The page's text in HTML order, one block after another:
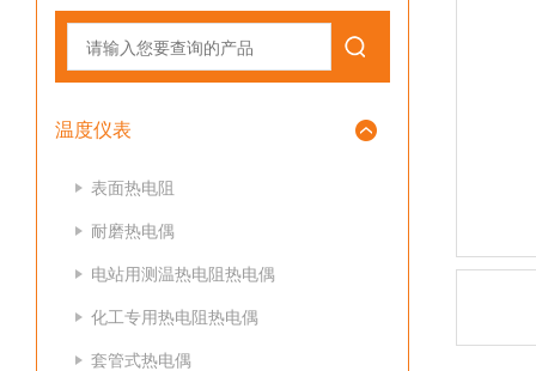
温度仪表
表面热电阻
耐磨热电偶
电站用测温热电阻热电偶
化工专用热电阻热电偶
套管式热电偶